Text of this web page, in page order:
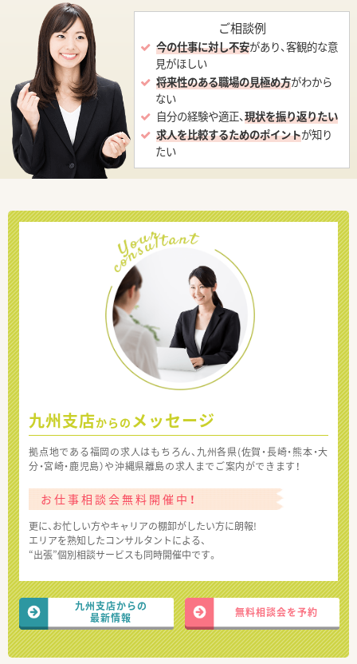
ご相談例
今の仕事に対し不安があり、客観的な意
見がほしい
将来性のある職場の見極め方がわから
ない
自分の経験や適正、現状を振り返りたい
求人を比較するためのポイントが知り
たい
九州支店からの メッセージ
拠点地である福岡の求人はもちろん、九州各県(佐賀・長崎・熊本・大
分・宮崎・鹿児島）や沖縄県離島の求人までご案内ができます！
お仕事相談会無料開催中！
更に、お忙しい方やキャリアの棚卸がしたい方に朗報!
エリアを熟知したコンサルタントによる、
“出張”個別相談サービスも同時開催中です。
九州支店からの
最新情報
無料相談会を予約